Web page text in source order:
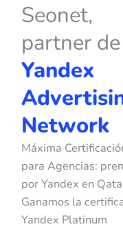
Seonet,
partner de
Yandex
Network
Máxima
para Agencias:
por Yandex en
Ganamos la
Yandex Platinum